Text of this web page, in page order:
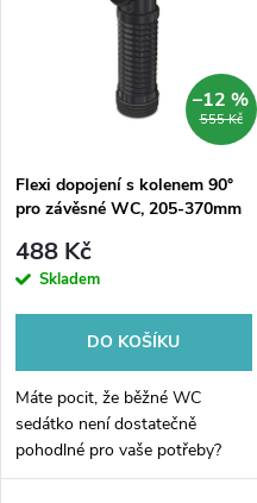
p
r
o
d
u
s
p
r
d
u
555 Kč
–12 %
Flexi dopojení s kolenem 90°
pro závěsné WC, 205-370mm
488 Kč
Skladem
DO KOŠÍKU
Máte pocit, že běžné WC
sedátko není dostatečně
pohodlné pro vaše potřeby?
Pak je pro vás ideální řešení